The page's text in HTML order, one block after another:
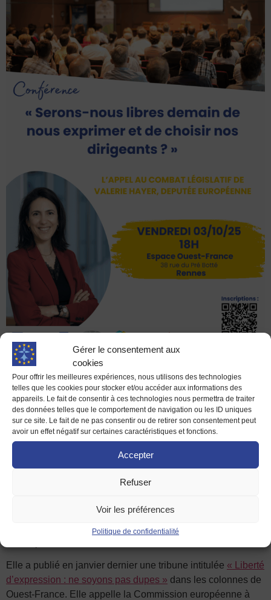
Gérer le consentement aux
cookies
Pour offrir les meilleures expériences, nous utilisons des technologies
telles que les cookies pour stocker et/ou accéder aux informations des
appareils. Le fait de consentir à ces technologies nous permettra de traiter
des données telles que le comportement de navigation ou les ID uniques
sur ce site. Le fait de ne pas consentir ou de retirer son consentement peut
avoir un effet négatif sur certaines caractéristiques et fonctions.
Accepter
Refuser
Voir les préférences
Politique de confidentialité
Alors que la montée des populismes dans le monde et sur le
continent européen ne cesse d’ébranler la démocratie et les
libertés, que la prise en main d’une poignée de milliardaires
sur les réseaux sociaux et les médias interrogent la liberté
d’expression, la Maison de l’Europe de Rennes et Haute
Bretagne – centre EUROPE DIRECT propose une réflexion
sur l’avenir des démocraties et du sens donnée à notre
liberté d’expression.
Vendredi 3 octobre, Valérie Hayer,
députée européenne et présidente du
européen, est notre invitée.
Elle a publié en janvier dernier une tribune intitulée « Liberté
d’expression : ne soyons pas dupes » dans les colonnes de
Ouest-France. Elle appelle la Commission européenne à